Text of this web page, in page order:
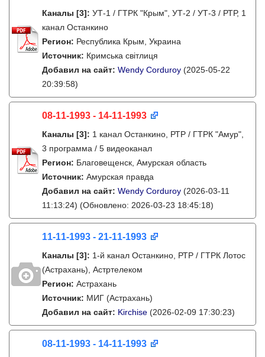
Каналы [3]: УТ-1 / ГТРК "Крым", УТ-2 / УТ-3 / РТР, 1
канал Останкино
Регион: Республика Крым, Украина
Источник: Кримська світлиця
Добавил на сайт: Wendy Corduroy (2025-05-22
20:39:58)
08-11-1993 - 14-11-1993
Каналы [3]: 1 канал Останкино, РТР / ГТРК "Амур",
3 программа / 5 видеоканал
Регион: Благовещенск, Амурская область
Источник: Амурская правда
Добавил на сайт: Wendy Corduroy (2026-03-11
11:13:24) (Обновлено: 2026-03-23 18:45:18)
11-11-1993 - 21-11-1993
Каналы [3]: 1-й канал Останкино, РТР / ГТРК Лотос
(Астрахань), Астртелеком
Регион: Астрахань
Источник: МИГ (Астрахань)
Добавил на сайт: Kirchise (2026-02-09 17:30:23)
08-11-1993 - 14-11-1993